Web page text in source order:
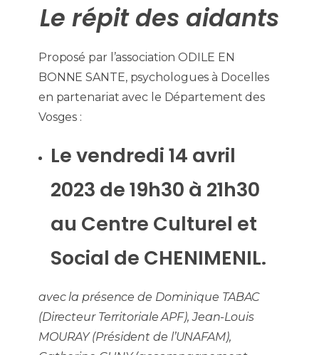
Le répit des aidants
Proposé par l’association ODILE EN
BONNE SANTE, psychologues à Docelles
en partenariat avec le Département des
Vosges :
Le vendredi 14 avril
2023 de 19h30 à 21h30
au Centre Culturel et
Social de CHENIMENIL.
avec la présence de Dominique TABAC
(Directeur Territoriale APF), Jean-Louis
MOURAY (Président de l’UNAFAM),